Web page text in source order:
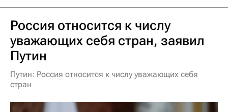
Россия относится к числу
уважающих себя стран, заявил
Путин
Путин: Россия относится к числу уважающих себя
стран